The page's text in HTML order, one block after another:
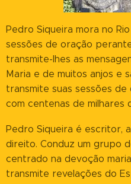
Pedro Siqueira mora no
sessões de oração
transmite-lhes as
Maria e de muitos anjos e
transmite suas sessões de
com centenas de milhares
Pedro Siqueira é escritor,
direito. Conduz um grupo
centrado na devoção
transmite revelações do